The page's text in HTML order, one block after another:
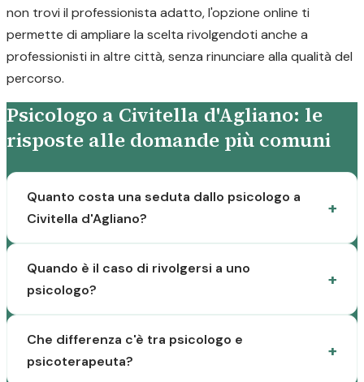
non trovi il professionista adatto, l'opzione online ti
permette di ampliare la scelta rivolgendoti anche a
professionisti in altre città, senza rinunciare alla qualità del
percorso.
Psicologo a Civitella d'Agliano: le
risposte alle domande più comuni
Quanto costa una seduta dallo psicologo a
Civitella d'Agliano?
Quando è il caso di rivolgersi a uno
psicologo?
Che differenza c'è tra psicologo e
psicoterapeuta?